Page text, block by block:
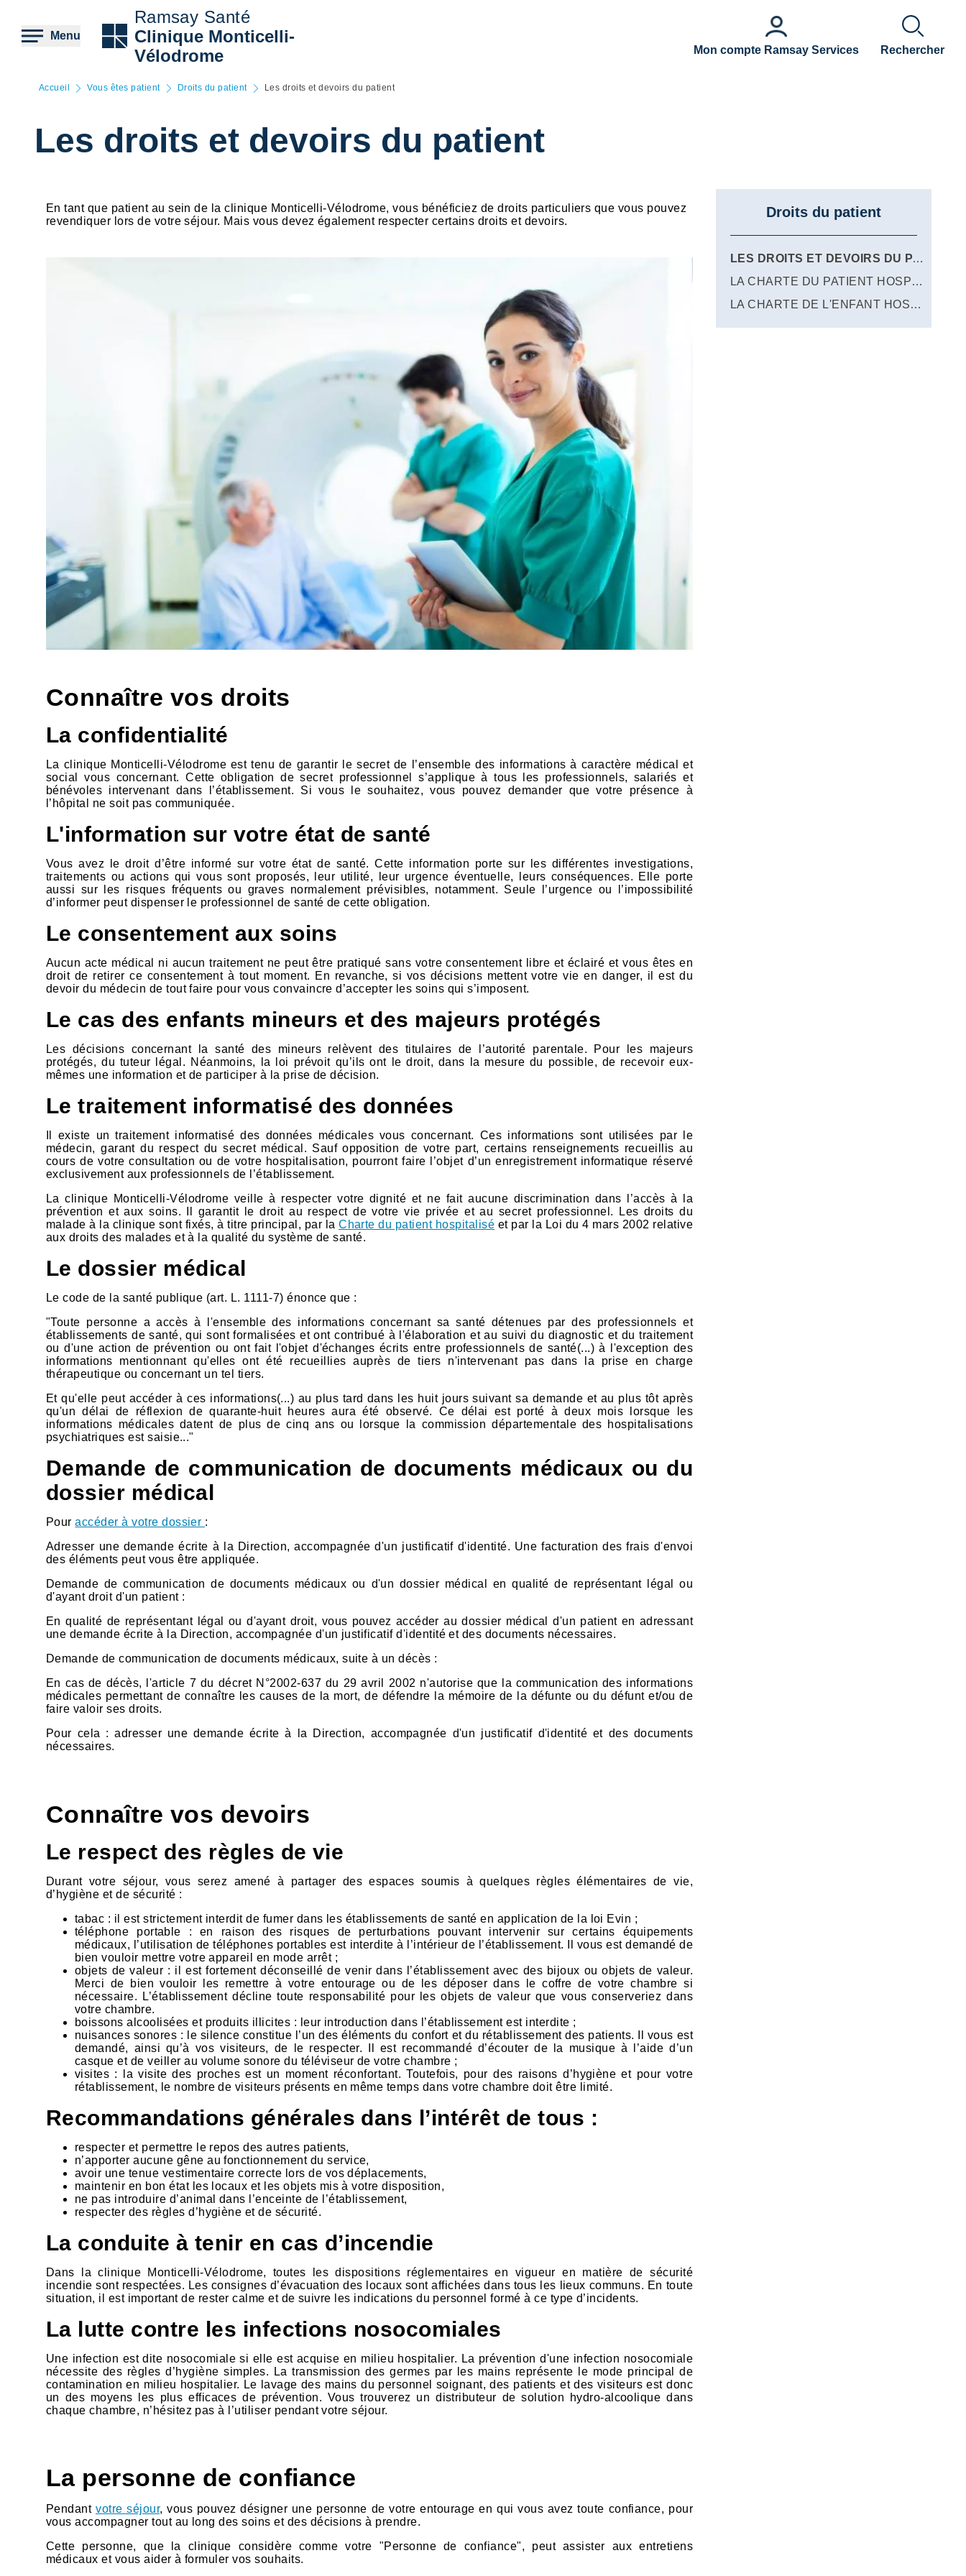
contenu
principal
Menu
Ramsay Santé
Clinique Monticelli-
Vélodrome
Mon compte Ramsay Services Rechercher
Accueil Vous êtes patient Droits du patient Les droits et devoirs du patient
Les droits et devoirs du patient
En tant que patient au sein de la clinique Monticelli-Vélodrome, vous bénéficiez de droits particuliers que vous pouvez
revendiquer lors de votre séjour. Mais vous devez également respecter certains droits et devoirs.
Connaître vos droits
La confidentialité
La clinique Monticelli-Vélodrome est tenu de garantir le secret de l’ensemble des informations à caractère médical et
social vous concernant. Cette obligation de secret professionnel s’applique à tous les professionnels, salariés et
bénévoles intervenant dans l’établissement. Si vous le souhaitez, vous pouvez demander que votre présence à
l’hôpital ne soit pas communiquée.
L'information sur votre état de santé
Vous avez le droit d’être informé sur votre état de santé. Cette information porte sur les différentes investigations,
traitements ou actions qui vous sont proposés, leur utilité, leur urgence éventuelle, leurs conséquences. Elle porte
aussi sur les risques fréquents ou graves normalement prévisibles, notamment. Seule l’urgence ou l’impossibilité
d’informer peut dispenser le professionnel de santé de cette obligation.
Le consentement aux soins
Aucun acte médical ni aucun traitement ne peut être pratiqué sans votre consentement libre et éclairé et vous êtes en
droit de retirer ce consentement à tout moment. En revanche, si vos décisions mettent votre vie en danger, il est du
devoir du médecin de tout faire pour vous convaincre d’accepter les soins qui s’imposent.
Le cas des enfants mineurs et des majeurs protégés
Les décisions concernant la santé des mineurs relèvent des titulaires de l’autorité parentale. Pour les majeurs
protégés, du tuteur légal. Néanmoins, la loi prévoit qu’ils ont le droit, dans la mesure du possible, de recevoir eux-
mêmes une information et de participer à la prise de décision.
Le traitement informatisé des données
Il existe un traitement informatisé des données médicales vous concernant. Ces informations sont utilisées par le
médecin, garant du respect du secret médical. Sauf opposition de votre part, certains renseignements recueillis au
cours de votre consultation ou de votre hospitalisation, pourront faire l’objet d’un enregistrement informatique réservé
exclusivement aux professionnels de l’établissement.
La clinique Monticelli-Vélodrome veille à respecter votre dignité et ne fait aucune discrimination dans l’accès à la
prévention et aux soins. Il garantit le droit au respect de votre vie privée et au secret professionnel. Les droits du
malade à la clinique sont fixés, à titre principal, par laCharte du patient hospitalisé et par la Loi du 4 mars 2002 relative
aux droits des malades et à la qualité du système de santé.
Le dossier médical
Le code de la santé publique (art. L. 1111-7) énonce que :
"Toute personne a accès à l'ensemble des informations concernant sa santé détenues par des professionnels et
établissements de santé, qui sont formalisées et ont contribué à l'élaboration et au suivi du diagnostic et du traitement
ou d'une action de prévention ou ont fait l'objet d'échanges écrits entre professionnels de santé(...) à l'exception des
informations mentionnant qu'elles ont été recueillies auprès de tiers n'intervenant pas dans la prise en charge
thérapeutique ou concernant un tel tiers.
Et qu'elle peut accéder à ces informations(...) au plus tard dans les huit jours suivant sa demande et au plus tôt après
qu'un délai de réflexion de quarante-huit heures aura été observé. Ce délai est porté à deux mois lorsque les
informations médicales datent de plus de cinq ans ou lorsque la commission départementale des hospitalisations
psychiatriques est saisie..."
Demande de communication de documents médicaux ou du
dossier médical
Pouraccéder à votre dossier :
Adresser une demande écrite à la Direction, accompagnée d'un justificatif d'identité. Une facturation des frais d'envoi
des éléments peut vous être appliquée.
Demande de communication de documents médicaux ou d'un dossier médical en qualité de représentant légal ou
d'ayant droit d'un patient :
En qualité de représentant légal ou d'ayant droit, vous pouvez accéder au dossier médical d'un patient en adressant
une demande écrite à la Direction, accompagnée d'un justificatif d'identité et des documents nécessaires.
Demande de communication de documents médicaux, suite à un décès :
En cas de décès, l'article 7 du décret N°2002-637 du 29 avril 2002 n'autorise que la communication des informations
médicales permettant de connaître les causes de la mort, de défendre la mémoire de la défunte ou du défunt et/ou de
faire valoir ses droits.
Pour cela : adresser une demande écrite à la Direction, accompagnée d'un justificatif d'identité et des documents
nécessaires.
Connaître vos devoirs
Le respect des règles de vie
Durant votre séjour, vous serez amené à partager des espaces soumis à quelques règles élémentaires de vie,
d’hygiène et de sécurité :
tabac : il est strictement interdit de fumer dans les établissements de santé en application de la loi Evin ;
téléphone portable : en raison des risques de perturbations pouvant intervenir sur certains équipements
médicaux, l’utilisation de téléphones portables est interdite à l’intérieur de l’établissement. Il vous est demandé de
bien vouloir mettre votre appareil en mode arrêt ;
objets de valeur : il est fortement déconseillé de venir dans l’établissement avec des bijoux ou objets de valeur.
Merci de bien vouloir les remettre à votre entourage ou de les déposer dans le coffre de votre chambre si
nécessaire. L’établissement décline toute responsabilité pour les objets de valeur que vous conserveriez dans
votre chambre.
boissons alcoolisées et produits illicites : leur introduction dans l’établissement est interdite ;
nuisances sonores : le silence constitue l’un des éléments du confort et du rétablissement des patients. Il vous est
demandé, ainsi qu’à vos visiteurs, de le respecter. Il est recommandé d’écouter de la musique à l’aide d’un
casque et de veiller au volume sonore du téléviseur de votre chambre ;
visites : la visite des proches est un moment réconfortant. Toutefois, pour des raisons d’hygiène et pour votre
rétablissement, le nombre de visiteurs présents en même temps dans votre chambre doit être limité.
Recommandations générales dans l’intérêt de tous :
respecter et permettre le repos des autres patients,
n’apporter aucune gêne au fonctionnement du service,
avoir une tenue vestimentaire correcte lors de vos déplacements,
maintenir en bon état les locaux et les objets mis à votre disposition,
ne pas introduire d’animal dans l’enceinte de l’établissement,
respecter des règles d’hygiène et de sécurité.
La conduite à tenir en cas d’incendie
Dans la clinique Monticelli-Vélodrome, toutes les dispositions réglementaires en vigueur en matière de sécurité
incendie sont respectées. Les consignes d’évacuation des locaux sont affichées dans tous les lieux communs. En toute
situation, il est important de rester calme et de suivre les indications du personnel formé à ce type d’incidents.
La lutte contre les infections nosocomiales
Une infection est dite nosocomiale si elle est acquise en milieu hospitalier. La prévention d'une infection nosocomiale
nécessite des règles d’hygiène simples. La transmission des germes par les mains représente le mode principal de
contamination en milieu hospitalier. Le lavage des mains du personnel soignant, des patients et des visiteurs est donc
un des moyens les plus efficaces de prévention. Vous trouverez un distributeur de solution hydro-alcoolique dans
chaque chambre, n’hésitez pas à l’utiliser pendant votre séjour.
La personne de confiance
Pendantvotre séjour, vous pouvez désigner une personne de votre entourage en qui vous avez toute confiance, pour
vous accompagner tout au long des soins et des décisions à prendre.
Cette personne, que la clinique considère comme votre "Personne de confiance", peut assister aux entretiens
médicaux et vous aider à formuler vos souhaits.
Droits du patient
LES DROITS ET DEVOIRS DU PATIENT
LA CHARTE DU PATIENT HOSPITALISÉ
LA CHARTE DE L'ENFANT HOSPITALISÉ